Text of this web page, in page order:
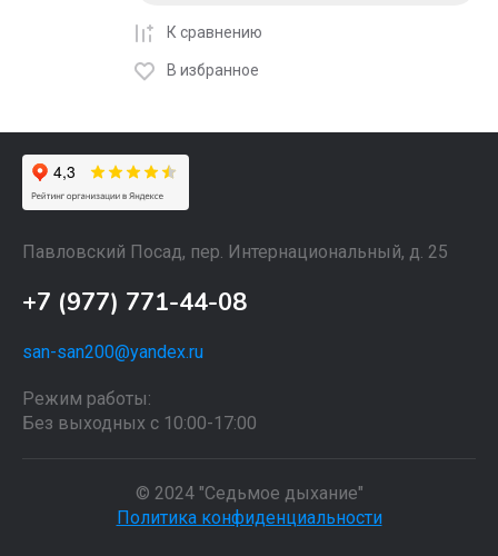
К сравнению
В избранное
Павловский Посад, пер. Интернациональный, д. 25
+7 (977) 771-44-08
san-san200@yandex.ru
Режим работы:
Без выходных с 10:00-17:00
© 2024 "Седьмое дыхание"
Политика конфиденциальности